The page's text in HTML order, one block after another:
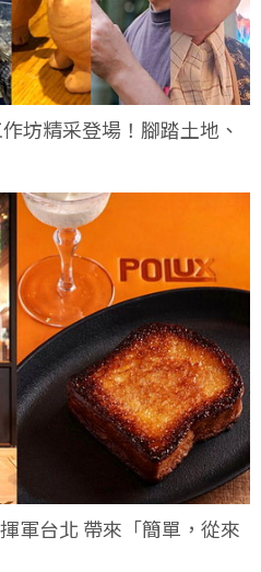
坊精采登場！腳踏土地、
軍台北 帶來「簡單，從來